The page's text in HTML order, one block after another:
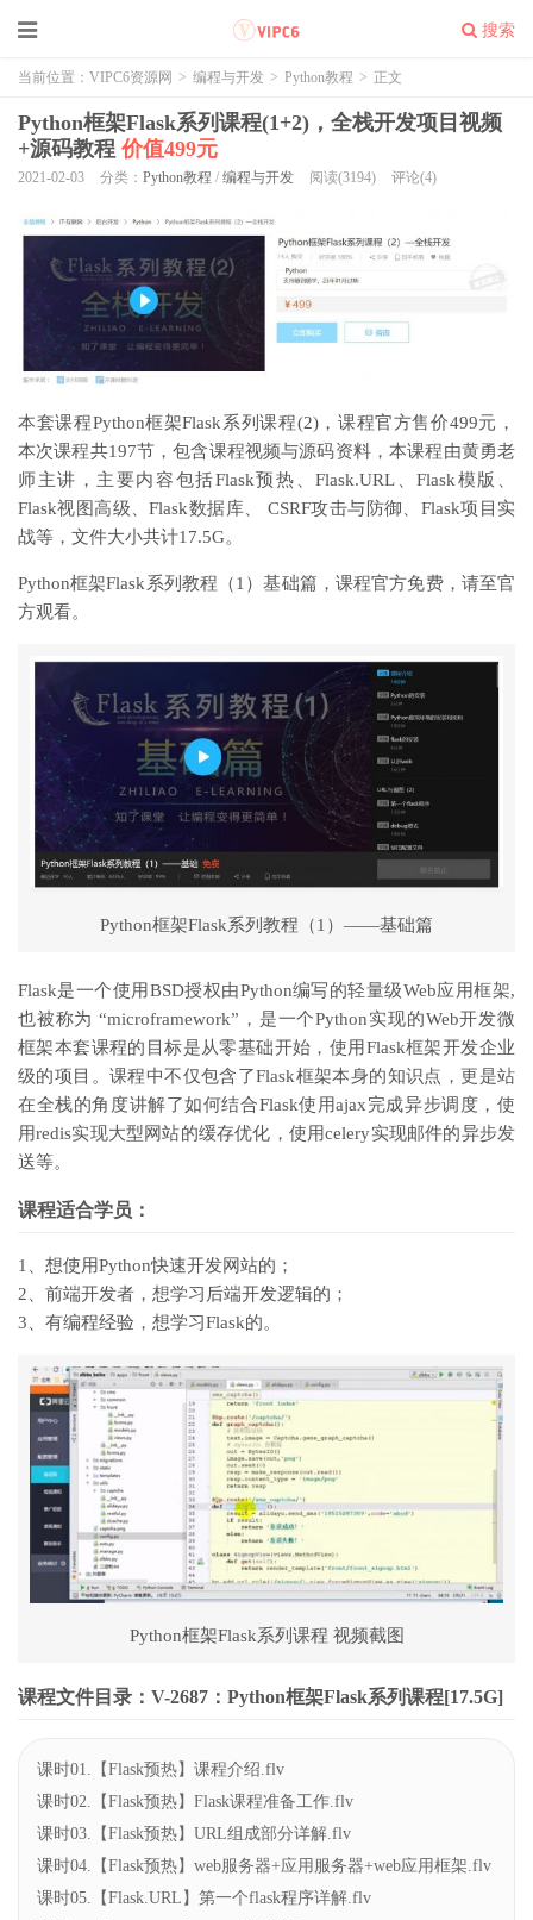
搜索
当前位置： VIPC6资源网 > 编程与开发 > Python教程 > 正文
Python框架Flask系列课程(1+2)，全栈开发项目视频
+源码教程 价值499元
2021-02-03 分类： Python教程 / 编程与开发 阅读(3194) 评论(4)
本套课程Python框架Flask系列课程(2)，课程官方售价499元，
本次课程共197节，包含课程视频与源码资料，本课程由黄勇老
师主讲，主要内容包括Flask预热、Flask.URL、Flask模版、
Flask视图高级、Flask数据库、 CSRF攻击与防御、Flask项目实
战等，文件大小共计17.5G。
Python框架Flask系列教程（1）基础篇，课程官方免费，请至官
方观看。
Python框架Flask系列教程（1）——基础篇
Flask是一个使用BSD授权由Python编写的轻量级Web应用框架,
也被称为 “microframework”，是一个Python实现的Web开发微
框架本套课程的目标是从零基础开始，使用Flask框架开发企业
级的项目。课程中不仅包含了Flask框架本身的知识点，更是站
在全栈的角度讲解了如何结合Flask使用ajax完成异步调度，使
用redis实现大型网站的缓存优化，使用celery实现邮件的异步发
送等。
课程适合学员：
1、想使用Python快速开发网站的；
2、前端开发者，想学习后端开发逻辑的；
3、有编程经验，想学习Flask的。
Python框架Flask系列课程 视频截图
课程文件目录：V-2687：Python框架Flask系列课程[17.5G]
课时01.【Flask预热】课程介绍.flv
课时02.【Flask预热】Flask课程准备工作.flv
课时03.【Flask预热】URL组成部分详解.flv
课时04.【Flask预热】web服务器+应用服务器+web应用框架.flv
课时05.【Flask.URL】第一个flask程序详解.flv